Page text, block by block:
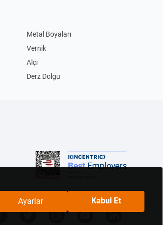
Metal Boyaları
Vernik
Alçı
Derz Dolgu
Şişme Yatak
Çanak Lavabolar
Yapışkanlı Askılar